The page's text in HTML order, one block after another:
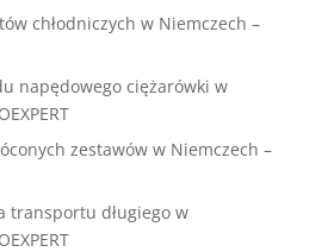
chłodniczych w Niemczech –
napędowego ciężarówki w
zestawów w Niemczech –
transportu długiego w